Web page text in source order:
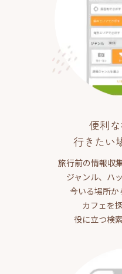
便利
行きたい
旅行前の情報収
ジャンル、ハ
今いる場所
カフェを
役に立つ検